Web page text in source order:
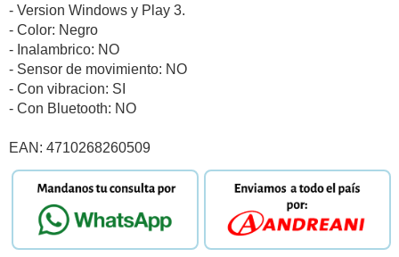
- Version Windows y Play 3.
- Color: Negro
- Inalambrico: NO
- Sensor de movimiento: NO
- Con vibracion: SI
- Con Bluetooth: NO
EAN: 4710268260509